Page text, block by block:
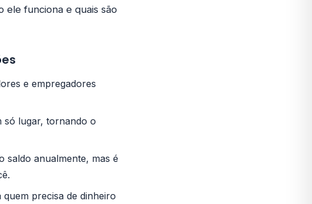
ele funciona e quais são
e empregadores
só lugar, tornando o
saldo anualmente, mas é
precisa de dinheiro